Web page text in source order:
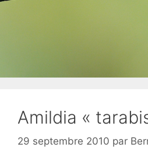
Amildia «
29 septembre 2010 par